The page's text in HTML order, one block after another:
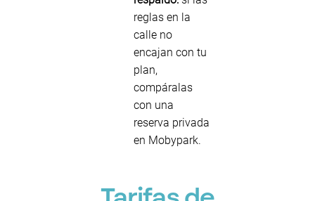
reglas en la
calle no
encajan con tu
plan,
compáralas
con una
reserva privada
en Mobypark.